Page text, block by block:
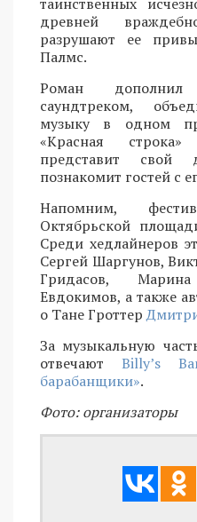
древней
разрушают ее
Палмс.
Роман
саундтреком,
музыку в одном
«Красная
представит
познакомит гостей с
Напомним,
Октябрьской
Среди хедлайнеров
Сергей Шаргунов,
Гридасов,
Евдокимов, а также
о Тане Гроттер
За музыкальную
отвечают Billy’s
барабанщики».
Фото: организаторы